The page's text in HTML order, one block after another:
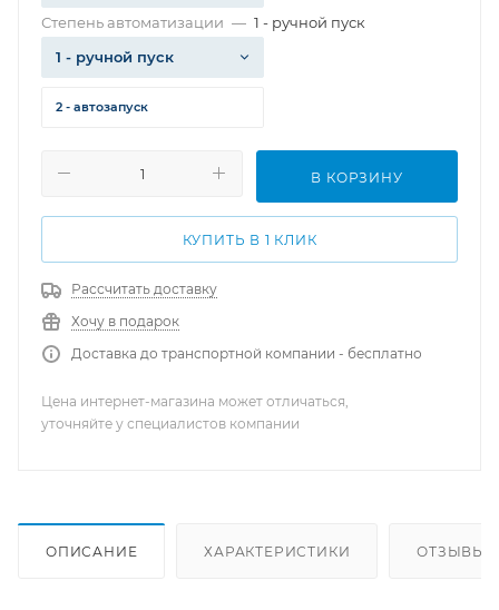
Степень автоматизации — 1 - ручной пуск
1 - ручной пуск
2 - автозапуск
В КОРЗИНУ
КУПИТЬ В 1 КЛИК
Рассчитать доставку
Хочу в подарок
Доставка до транспортной компании - бесплатно
Цена интернет-магазина может отличаться,
уточняйте у специалистов компании
ОПИСАНИЕ ХАРАКТЕРИСТИКИ ОТЗЫВЫ